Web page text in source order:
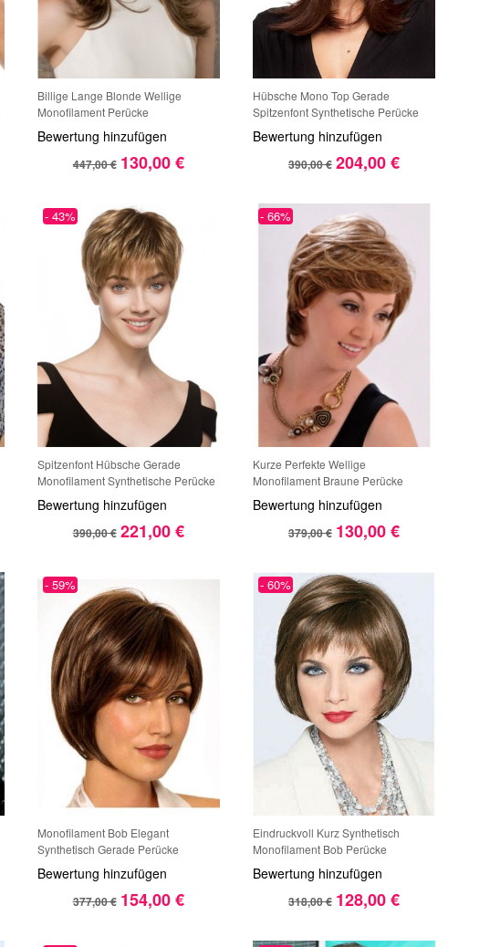
Billige Lange Blonde Wellige
Monofilament Perücke
Bewertung hinzufügen
447,00 € 130,00 €
Hübsche Mono Top Gerade
Spitzenfont Synthetische Perücke
Bewertung hinzufügen
390,00 € 204,00 €
Spitzenfont Hübsche Gerade
Monofilament Synthetische Perücke
Bewertung hinzufügen
390,00 € 221,00 €
- 43%
Kurze Perfekte Wellige
Monofilament Braune Perücke
Bewertung hinzufügen
379,00 € 130,00 €
- 66%
Monofilament Bob Elegant
Synthetisch Gerade Perücke
Bewertung hinzufügen
377,00 € 154,00 €
- 59%
Eindruckvoll Kurz Synthetisch
Monofilament Bob Perücke
Bewertung hinzufügen
318,00 € 128,00 €
- 60%